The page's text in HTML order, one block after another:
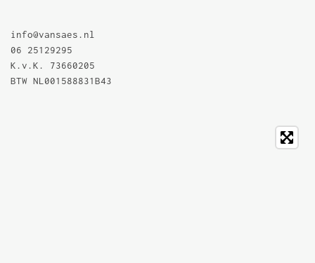
info@vansaes.nl
06 25129295
K.v.K. 73660205
BTW NL001588831B43